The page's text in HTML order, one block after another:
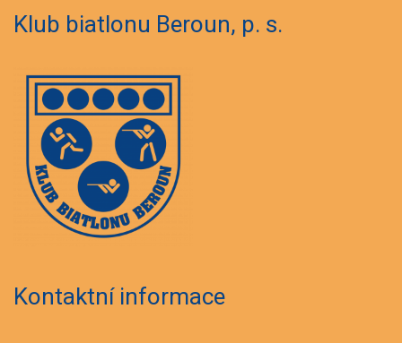
Klub biatlonu Beroun, p. s.
Kontaktní informace